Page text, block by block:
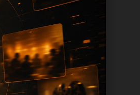
入口路径和延
索体验看，用户
推荐、上一篇下